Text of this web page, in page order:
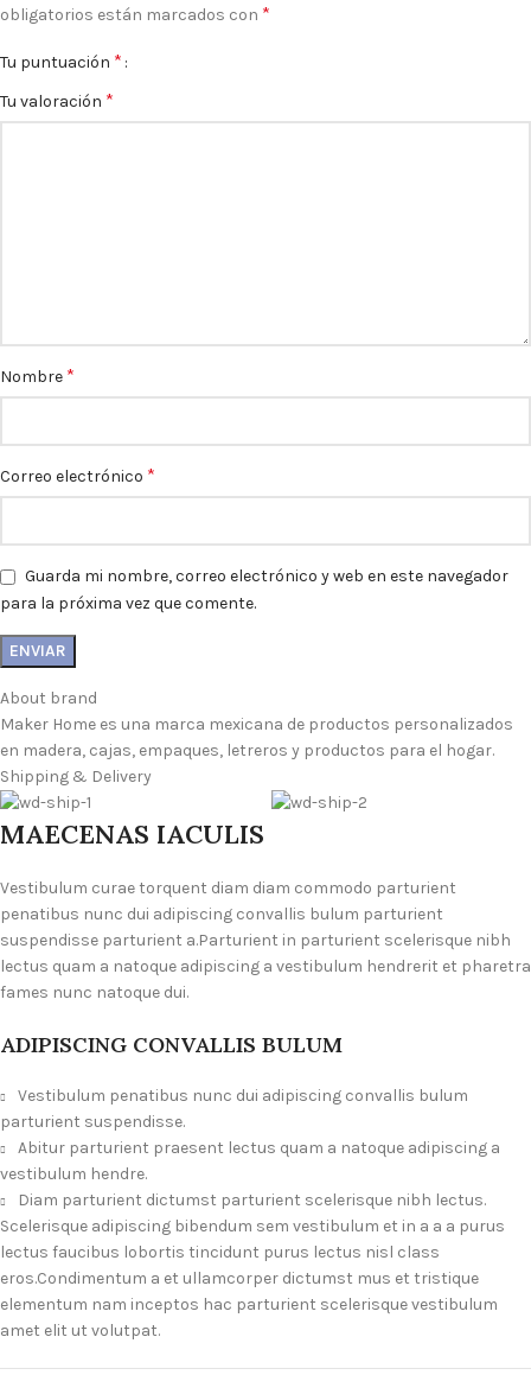
obligatorios están marcados con *
Tu puntuación *
Tu valoración *
Nombre *
Correo electrónico *
Guarda mi nombre, correo electrónico y web en este navegador
para la próxima vez que comente.
About brand
Maker Home es una marca mexicana de productos personalizados
en madera, cajas, empaques, letreros y productos para el hogar.
Shipping & Delivery
MAECENAS IACULIS
Vestibulum curae torquent diam diam commodo parturient
penatibus nunc dui adipiscing convallis bulum parturient
suspendisse parturient a.Parturient in parturient scelerisque nibh
lectus quam a natoque adipiscing a vestibulum hendrerit et pharetra
fames nunc natoque dui.
ADIPISCING CONVALLIS BULUM
Vestibulum penatibus nunc dui adipiscing convallis bulum
parturient suspendisse.
Abitur parturient praesent lectus quam a natoque adipiscing a
vestibulum hendre.
Diam parturient dictumst parturient scelerisque nibh lectus.
Scelerisque adipiscing bibendum sem vestibulum et in a a a purus
lectus faucibus lobortis tincidunt purus lectus nisl class
eros.Condimentum a et ullamcorper dictumst mus et tristique
elementum nam inceptos hac parturient scelerisque vestibulum
amet elit ut volutpat.